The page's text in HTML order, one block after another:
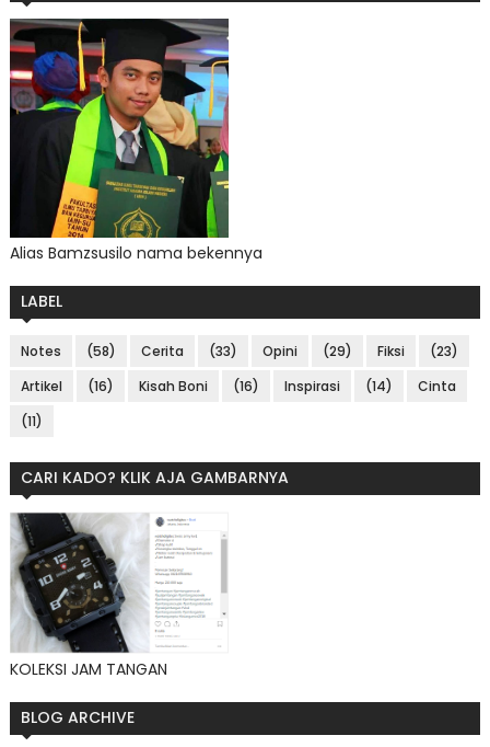
Alias Bamzsusilo nama bekennya
LABEL
Notes (58) Cerita (33) Opini (29) Fiksi
(23)
Artikel
(16) Kisah Boni (16) Inspirasi (14)
Cinta
(11)
CARI KADO? KLIK AJA GAMBARNYA
KOLEKSI JAM TANGAN
BLOG ARCHIVE